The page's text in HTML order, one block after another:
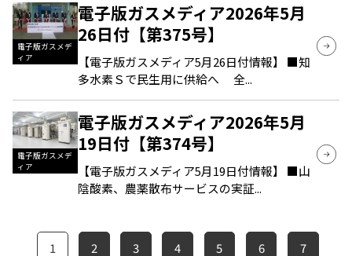
電子版ガスメデ
ィア
電子版ガスメディア2026年5月
26日付【第375号】
【電子版ガスメディア5月26日付情報】 ■知
多水素Ｓで民生用に供給へ 全...
電子版ガスメデ
ィア
電子版ガスメディア2026年5月
19日付【第374号】
【電子版ガスメディア5月19日付情報】 ■山
陰酸素、農薬散布サービスの実証...
1 2 3 4 5 6 7